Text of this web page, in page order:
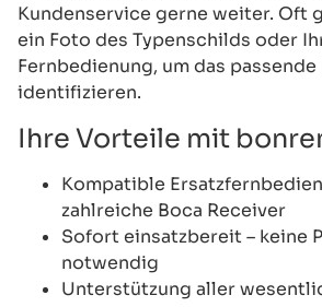
Kundenservice gerne weiter. Oft
ein Foto des Typenschilds oder
Fernbedienung, um das
identifizieren.
Ihre Vorteile mit
Kompatible
zahlreiche Boca Receiver
Sofort einsatzbereit – keine
notwendig
Unterstützung aller